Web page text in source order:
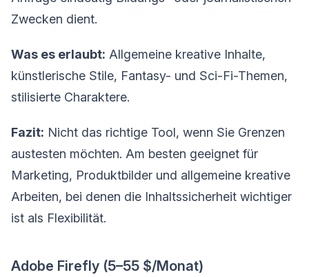
Zwecken dient.
Was es erlaubt: Allgemeine kreative Inhalte,
künstlerische Stile, Fantasy- und Sci-Fi-Themen,
stilisierte Charaktere.
Fazit: Nicht das richtige Tool, wenn Sie Grenzen
austesten möchten. Am besten geeignet für
Marketing, Produktbilder und allgemeine kreative
Arbeiten, bei denen die Inhaltssicherheit wichtiger
ist als Flexibilität.
Adobe Firefly (5–55 $/Monat)